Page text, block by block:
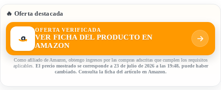
🔥 Oferta destacada
OFERTA VERIFICADA
VER FICHA DEL PRODUCTO EN
AMAZON
Como afiliado de Amazon, obtengo ingresos por las compras adscritas que cumplen los requisitos
aplicables. El precio mostrado se corresponde a 23 de julio de 2026 a las 19:48, puede haber
cambiado. Consulta la ficha del artículo en Amazon.